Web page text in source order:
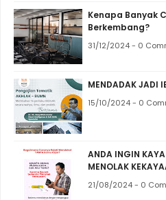
Kenapa Banyak
Berkembang?
31/12/2024 - 0
MENDADAK
15/10/2024 - 0
ANDA INGIN
MENOLAK
21/08/2024 - 0